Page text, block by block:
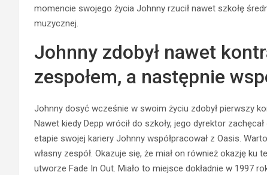
momencie swojego życia Johnny rzucił nawet szkołę
muzycznej.
Johnny zdobył nawet
zespołem, a następnie
Johnny dosyć wcześnie w swoim życiu zdobył pierwszy
Nawet kiedy Depp wrócił do szkoły, jego dyrektor
etapie swojej kariery Johnny współpracował z Oasis.
własny zespół. Okazuje się, że miał on również okazję
utworze Fade In Out. Miało to miejsce dokładnie w 1997